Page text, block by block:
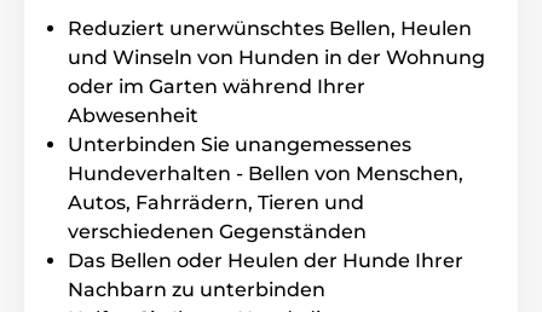
den Hund mit einem Ton, und der nächste Level wird
mit einem Ton und einem ansteigenden Impuls bis
auf Stufe 5 ausgelöst. Danach stoppt die Korrektur
und der Modus wiederholt sich immer wieder. Wenn
der Hund pausiert, wechselt das Halsband in den
Standby-Modus.
Sie können auch nur den Ton oder
den Impuls für die Korrektur auf Stufe 1 bis 3
einstellen.
Einstellung
Die Impulskraft am Halsband steigt
Reduziert unerwünschtes Bellen, Heulen
und Winseln von Hunden in der Wohnung
oder im Garten während Ihrer
Abwesenheit
Unterbinden Sie unangemessenes
Hundeverhalten - Bellen von Menschen,
Autos, Fahrrädern, Tieren und
verschiedenen Gegenständen
Das Bellen oder Heulen der Hunde Ihrer
Nachbarn zu unterbinden